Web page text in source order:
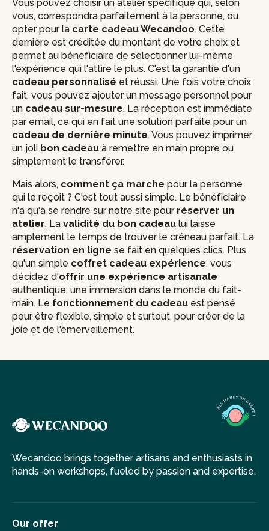
Vous pouvez choisir un atelier spécifique qui, selon
vous, correspondra parfaitement à la personne, ou
opter pour la carte cadeau Wecandoo. Cette
dernière est créditée du montant de votre choix et
permet au bénéficiaire de sélectionner lui-même
l'expérience qui l'attire le plus. C'est la garantie d'un
cadeau personnalisé et réussi. Une fois votre choix
fait, vous pouvez ajouter un message personnel pour
un cadeau sur-mesure. La réception est immédiate
par email, ce qui en fait une solution parfaite pour un
cadeau de dernière minute. Vous pouvez imprimer
un joli bon cadeau à remettre en main propre ou
simplement le transférer.
Mais alors, comment ça marche pour la personne
qui le reçoit ? C'est tout aussi simple. Le bénéficiaire
n'a qu'à se rendre sur notre site pour réserver un
atelier. La validité du bon cadeau lui laisse
amplement le temps de trouver le créneau parfait. La
réservation en ligne se fait en quelques clics. Plus
qu'un simple coffret cadeau expérience, vous
décidez d'offrir une expérience artisanale
authentique, une immersion dans le monde du fait-
main. Le fonctionnement du cadeau est pensé
pour être flexible, simple et surtout, pour créer de la
joie et de l'émerveillement.
Wecandoo brings together artisans and enthusiasts in
hands-on workshops, fueled by passion and expertise.
Our offer